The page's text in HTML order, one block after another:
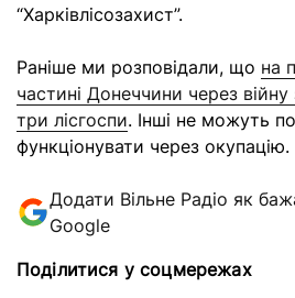
“Харківлісозахист”.
Раніше ми розповідали, що на
частині Донеччини через
три лісгоспи. Інші не можуть
функціонувати через окупацію.
Додати Вільне Радіо як
Google
Поділитися у соцмережах